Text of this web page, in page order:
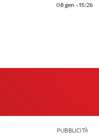
08 gen - 15:26
PUBBLICITÀ